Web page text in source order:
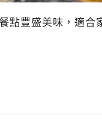
點豐盛美味，適